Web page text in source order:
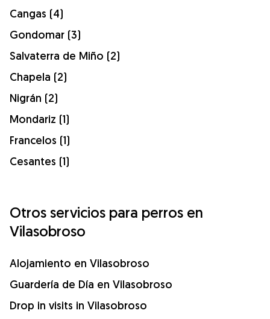
Cangas (4)
Gondomar (3)
Salvaterra de Miño (2)
Chapela (2)
Nigrán (2)
Mondariz (1)
Francelos (1)
Cesantes (1)
Otros servicios para perros en
Vilasobroso
Alojamiento en Vilasobroso
Guardería de Día en Vilasobroso
Drop in visits in Vilasobroso